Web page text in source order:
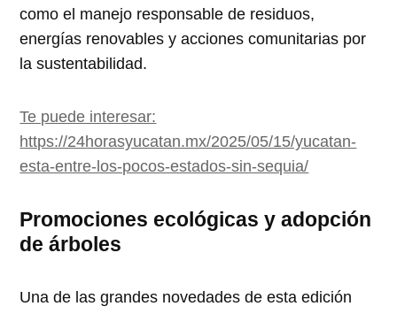
como el manejo responsable de residuos,
energías renovables y acciones comunitarias por
la sustentabilidad.
Te puede interesar:
https://24horasyucatan.mx/2025/05/15/yucatan-
esta-entre-los-pocos-estados-sin-sequia/
Promociones ecológicas y adopción
de árboles
Una de las grandes novedades de esta edición